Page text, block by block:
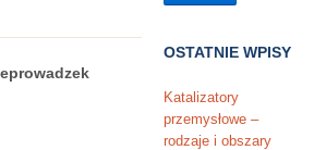
OSTATNIE WPISY
Katalizatory
przemysłowe –
rodzaje i obszary